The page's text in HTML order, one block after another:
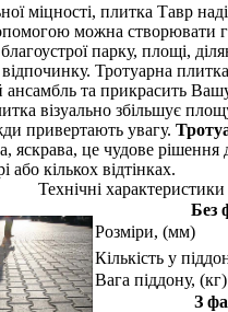
міцності, плитка Тавр
можна створювати
парку, площі,
Тротуарна
ансамбль та прикрасить
візуально збільшує
привертають увагу.
яскрава, це чудове
або кількох відтінках.
Технічні характеристики
Без
Розміри, (мм)
Кількість у
Вага піддону, (кг)
З